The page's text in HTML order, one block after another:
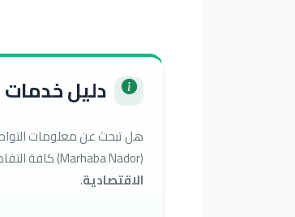
دليل خدمات
هل تبحث عن معلومات
(Marhaba Nador) كافة التفاصيل التي تحتاجها للوصول إلى أفضل الخدمات في تصنيف
الاقتصادية.